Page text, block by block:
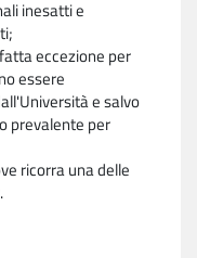
inesatti e
eccezione per
essere
e salvo
prevalente per
ricorra una delle